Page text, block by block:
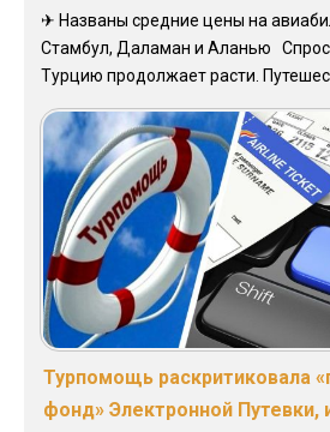
✈ Названы средние цены на
Стамбул, Даламан и Аланью Спрос
Турцию продолжает расти.
Турпомощь раскритиковала
фонд» Электронной Путевки,